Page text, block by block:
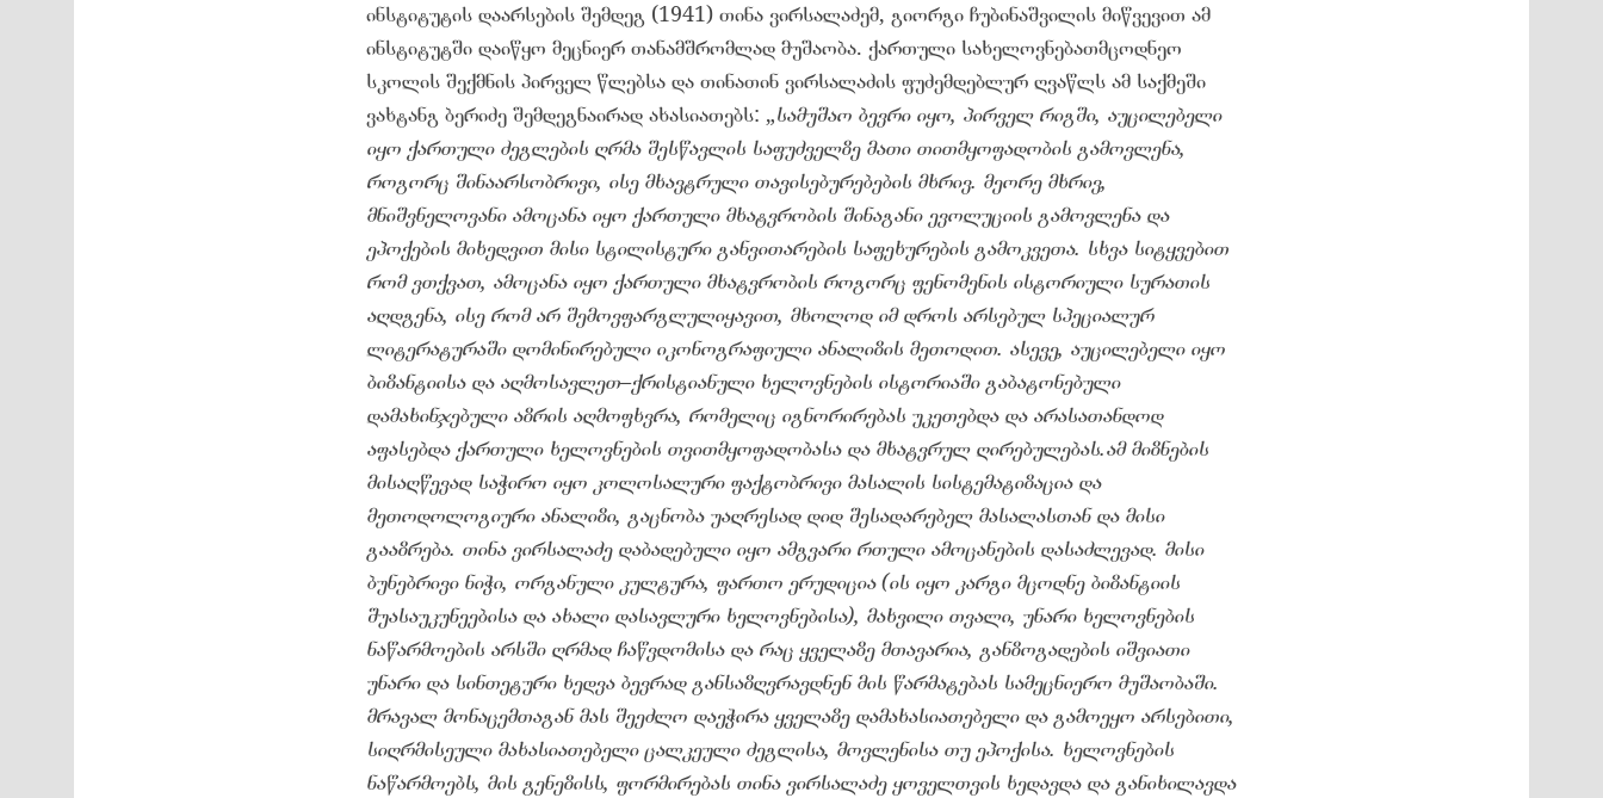
ინსტიტუტის დაარსების შემდეგ (1941) თინა ვირსალაძემ, გიორგი ჩუბინაშვილის მიწვევით ამ
ინსტიტუტში დაიწყო მეცნიერ თანამშრომლად მუშაობა. ქართული სახელოვნებათმცოდნეო
სკოლის შექმნის პირველ წლებსა და თინათინ ვირსალაძის ფუძემდებლურ ღვაწლს ამ საქმეში
ვახტანგ ბერიძე შემდეგნაირად ახასიათებს: „სამუშაო ბევრი იყო, პირველ რიგში, აუცილებელი
იყო ქართული ძეგლების ღრმა შესწავლის საფუძველზე მათი თითმყოფადობის გამოვლენა,
როგორც შინაარსობრივი, ისე მხავტრული თავისებურებების მხრივ. მეორე მხრივ,
მნიშვნელოვანი ამოცანა იყო ქართული მხატვრობის შინაგანი ევოლუციის გამოვლენა და
ეპოქების მიხედვით მისი სტილისტური განვითარების საფეხურების გამოკვეთა. სხვა სიტყვებით
რომ ვთქვათ, ამოცანა იყო ქართული მხატვრობის როგორც ფენომენის ისტორიული სურათის
აღდგენა, ისე რომ არ შემოვფარგლულიყავით, მხოლოდ იმ დროს არსებულ სპეციალურ
ლიტერატურაში დომინირებული იკონოგრაფიული ანალიზის მეთოდით. ასევე, აუცილებელი იყო
ბიზანტიისა და აღმოსავლეთ–ქრისტიანული ხელოვნების ისტორიაში გაბატონებული
დამახინჯებული აზრის აღმოფხვრა, რომელიც იგნორირებას უკეთებდა და არასათანდოდ
აფასებდა ქართული ხელოვნების თვითმყოფადობასა და მხატვრულ ღირებულებას.ამ მიზნების
მისაღწევად საჭირო იყო კოლოსალური ფაქტობრივი მასალის სისტემატიზაცია და
მეთოდოლოგიური ანალიზი, გაცნობა უაღრესად დიდ შესადარებელ მასალასთან და მისი
გააზრება. თინა ვირსალაძე დაბადებული იყო ამგვარი რთული ამოცანების დასაძლევად. მისი
ბუნებრივი ნიჭი, ორგანული კულტურა, ფართო ერუდიცია (ის იყო კარგი მცოდნე ბიზანტიის
შუასაუკუნეებისა და ახალი დასავლური ხელოვნებისა), მახვილი თვალი, უნარი ხელოვნების
ნაწარმოების არსში ღრმად ჩაწვდომისა და რაც ყველაზე მთავარია, განზოგადების იშვიათი
უნარი და სინთეტური ხედვა ბევრად განსაზღვრავდნენ მის წარმატებას სამეცნიერო მუშაობაში.
მრავალ მონაცემთაგან მას შეეძლო დაეჭირა ყველაზე დამახასიათებელი და გამოეყო არსებითი,
სიღრმისეული მახასიათებელი ცალკეული ძეგლისა, მოვლენისა თუ ეპოქისა. ხელოვნების
ნაწარმოებს, მის გენეზისს, ფორმირებას თინა ვირსალაძე ყოველთვის ხედავდა და განიხილავდა